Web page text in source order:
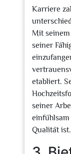
Karriere
Mit
seiner
etabliert.
seiner
Qualität ist.